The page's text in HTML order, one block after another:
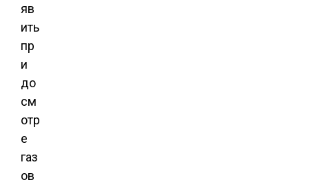
яв
ить
пр
и
до
см
отр
е
газ
ов